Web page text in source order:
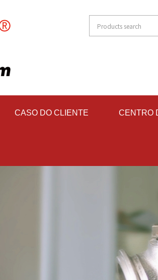
CASO DO CLIENTE CENTRO